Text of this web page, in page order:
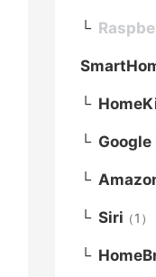
Google
Siri（1）